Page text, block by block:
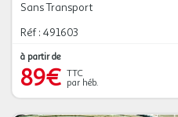
Sans Transport
Réf : 491603
à partir de
89€ TTC
par héb.